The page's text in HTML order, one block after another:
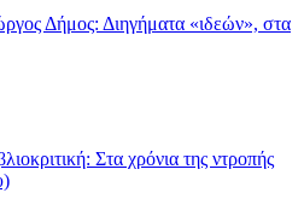
Δήμος: Διηγήματα «ιδεών», στα
Στα χρόνια της ντροπής